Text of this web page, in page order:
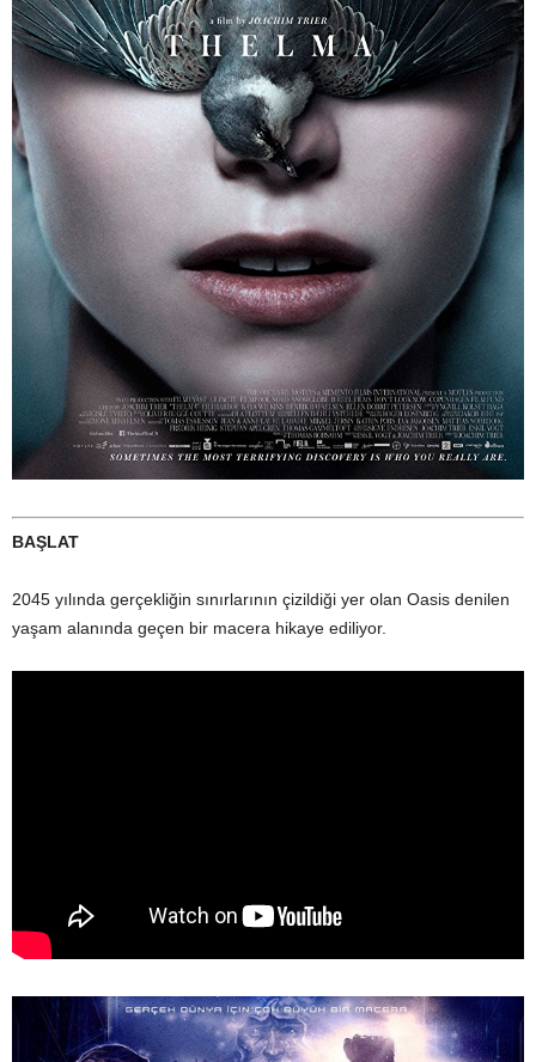
BAŞLAT
2045 yılında gerçekliğin sınırlarının çizildiği yer olan Oasis denilen
yaşam alanında geçen bir macera hikaye ediliyor.